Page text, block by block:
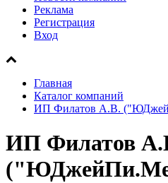
Реклама
Регистрация
Вход
Главная
Каталог компаний
ИП Филатов А.В.
ИП Филатов